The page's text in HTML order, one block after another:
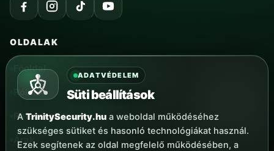
OLDALAK
Főoldal
Rólunk
Referenciák
Árak
ADATVÉDELEM
Süti beállítások
A TrinitySecurity.hu a weboldal működéséhez
szükséges sütiket és hasonló technológiákat használ.
Ezek segítenek az oldal megfelelő működésében, a